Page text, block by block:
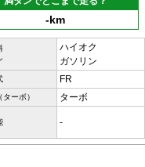
-km
ハイオク
ガソリン
FR
ーボ） ターボ
-